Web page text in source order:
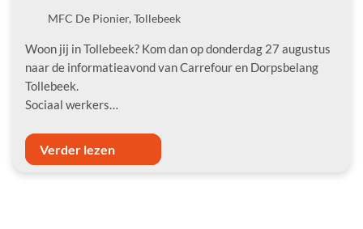
LocatieMFC De Pionier, Tollebeek
Woon jij in Tollebeek? Kom dan op donderdag 27 augustus
naar de informatieavond van Carrefour en Dorpsbelang
Tollebeek.
Sociaal werkers…
Verder lezen